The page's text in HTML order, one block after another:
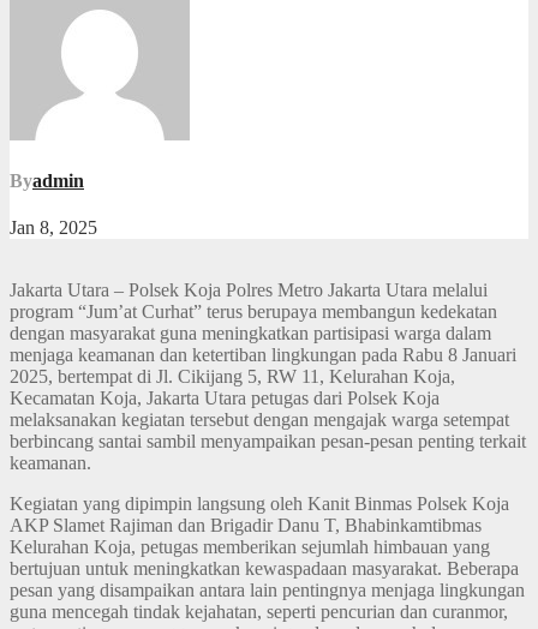
Byadmin
Jan 8, 2025
Jakarta Utara – Polsek Koja Polres Metro Jakarta Utara melalui
program “Jum’at Curhat” terus berupaya membangun kedekatan
dengan masyarakat guna meningkatkan partisipasi warga dalam
menjaga keamanan dan ketertiban lingkungan pada Rabu 8 Januari
2025, bertempat di Jl. Cikijang 5, RW 11, Kelurahan Koja,
Kecamatan Koja, Jakarta Utara petugas dari Polsek Koja
melaksanakan kegiatan tersebut dengan mengajak warga setempat
berbincang santai sambil menyampaikan pesan-pesan penting terkait
keamanan.
Kegiatan yang dipimpin langsung oleh Kanit Binmas Polsek Koja
AKP Slamet Rajiman dan Brigadir Danu T, Bhabinkamtibmas
Kelurahan Koja, petugas memberikan sejumlah himbauan yang
bertujuan untuk meningkatkan kewaspadaan masyarakat. Beberapa
pesan yang disampaikan antara lain pentingnya menjaga lingkungan
guna mencegah tindak kejahatan, seperti pencurian dan curanmor,